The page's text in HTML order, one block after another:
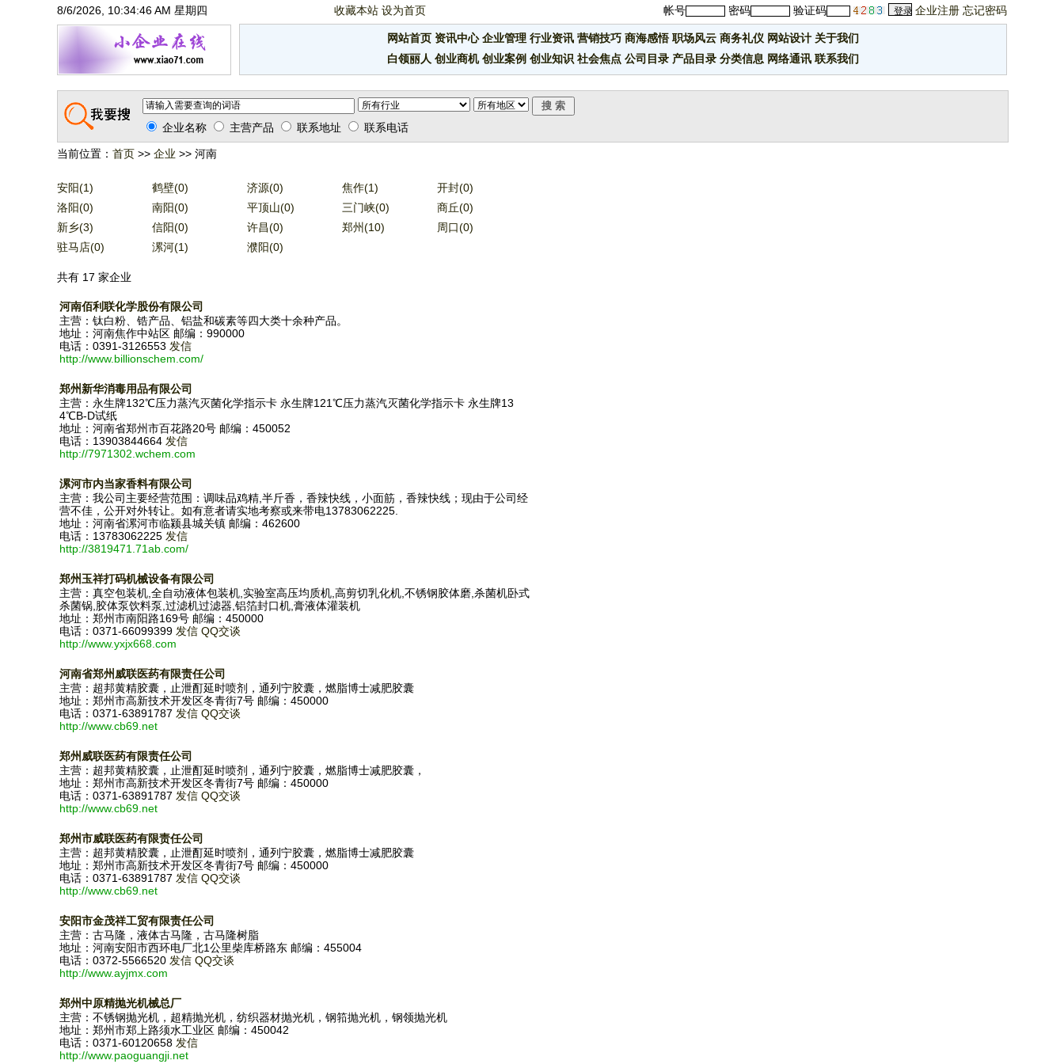
8/6/2026, 10:34:46 AM 星期四 收藏本站 设为首页 帐号 密码 验证码 企业注册 忘记密码
网站首页 资讯中心 企业管理 行业资讯 营销技巧 商海感悟 职场风云 商务礼仪 网站设计 关于我们
白领丽人 创业商机 创业案例 创业知识 社会焦点 公司目录 产品目录 分类信息 网络通讯 联系我们
企业名称 主营产品 联系地址 联系电话
当前位置： 首页 >> 企业 >> 河南
安阳(1) 鹤壁(0) 济源(0) 焦作(1)
开封(0)
洛阳(0)
南阳(0) 平顶山(0) 三门峡(0)
商丘(0)
新乡(3)
信阳(0) 许昌(0) 郑州(10)
周口(0)
驻马店(0)
漯河(1) 濮阳(0)
共有 17 家企业
河南佰利联化学股份有限公司
主营：钛白粉、锆产品、铝盐和碳素等四大类十余种产品。
地址：河南焦作中站区 邮编：990000
电话：0391-3126553 发信
http://www.billionschem.com/
郑州新华消毒用品有限公司
主营：永生牌132℃压力蒸汽灭菌化学指示卡 永生牌121℃压力蒸汽灭菌化学指示卡 永生牌13
4℃B-D试纸
地址：河南省郑州市百花路20号 邮编：450052
电话：13903844664 发信
http://7971302.wchem.com
漯河市内当家香料有限公司
主营：我公司主要经营范围：调味品鸡精,半斤香，香辣快线，小面筋，香辣快线；现由于公司经
营不佳，公开对外转让。如有意者请实地考察或来带电13783062225.
地址：河南省漯河市临颍县城关镇 邮编：462600
电话：13783062225 发信
http://3819471.71ab.com/
郑州玉祥打码机械设备有限公司
主营：真空包装机,全自动液体包装机,实验室高压均质机,高剪切乳化机,不锈钢胶体磨,杀菌机卧式
杀菌锅,胶体泵饮料泵,过滤机过滤器,铝箔封口机,膏液体灌装机
地址：郑州市南阳路169号 邮编：450000
电话：0371-66099399 发信 QQ交谈
http://www.yxjx668.com
河南省郑州威联医药有限责任公司
主营：超邦黄精胶囊，止泄酊延时喷剂，通列宁胶囊，燃脂博士减肥胶囊
地址：郑州市高新技术开发区冬青街7号 邮编：450000
电话：0371-63891787 发信 QQ交谈
http://www.cb69.net
郑州威联医药有限责任公司
主营：超邦黄精胶囊，止泄酊延时喷剂，通列宁胶囊，燃脂博士减肥胶囊，
地址：郑州市高新技术开发区冬青街7号 邮编：450000
电话：0371-63891787 发信 QQ交谈
http://www.cb69.net
郑州市威联医药有限责任公司
主营：超邦黄精胶囊，止泄酊延时喷剂，通列宁胶囊，燃脂博士减肥胶囊
地址：郑州市高新技术开发区冬青街7号 邮编：450000
电话：0371-63891787 发信 QQ交谈
http://www.cb69.net
安阳市金茂祥工贸有限责任公司
主营：古马隆，液体古马隆，古马隆树脂
地址：河南安阳市西环电厂北1公里柴库桥路东 邮编：455004
电话：0372-5566520 发信 QQ交谈
http://www.ayjmx.com
郑州中原精抛光机械总厂
主营：不锈钢抛光机，超精抛光机，纺织器材抛光机，钢筘抛光机，钢领抛光机
地址：郑州市郑上路须水工业区 邮编：450042
电话：0371-60120658 发信
http://www.paoguangji.net